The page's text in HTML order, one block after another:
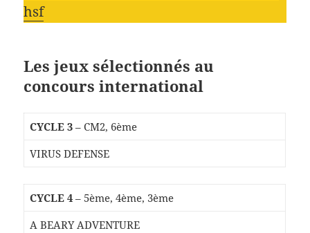
hsf
Les jeux sélectionnés au
concours international
CYCLE 3– CM2, 6ème
VIRUS DEFENSE
CYCLE 4– 5ème, 4ème, 3ème
A BEARY ADVENTURE